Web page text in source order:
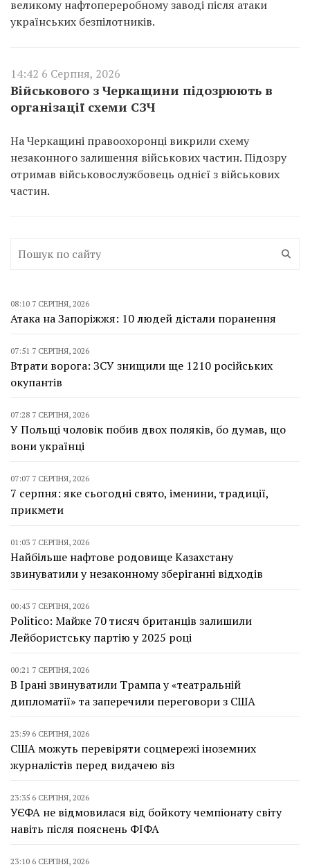
великому нафтопереробному заводі після атаки
українських безпілотників.
14:42 6 Серпня, 2026
Військового з Черкащини підозрюють в
організації схеми СЗЧ
На Черкащині правоохоронці викрили схему
незаконного залишення військових частин. Підозру
отримав військовослужбовець однієї з військових
частин.
08:10 7 СЕРПНЯ, 2026
Атака на Запоріжжя: 10 людей дістали поранення
07:51 7 СЕРПНЯ, 2026
Втрати ворога: ЗСУ знищили ще 1210 російських
окупантів
07:28 7 СЕРПНЯ, 2026
У Польщі чоловік побив двох поляків, бо думав, що
вони українці
07:07 7 СЕРПНЯ, 2026
7 серпня: яке сьогодні свято, іменини, традиції,
прикмети
01:03 7 СЕРПНЯ, 2026
Найбільше нафтове родовище Казахстану
звинуватили у незаконному зберіганні відходів
00:43 7 СЕРПНЯ, 2026
Politico: Майже 70 тисяч британців залишили
Лейбористську партію у 2025 році
00:21 7 СЕРПНЯ, 2026
В Ірані звинуватили Трампа у «театральній
дипломатії» та заперечили переговори з США
23:59 6 СЕРПНЯ, 2026
США можуть перевіряти соцмережі іноземних
журналістів перед видачею віз
23:35 6 СЕРПНЯ, 2026
УЄФА не відмовилася від бойкоту чемпіонату світу
навіть після пояснень ФІФА
23:10 6 СЕРПНЯ, 2026